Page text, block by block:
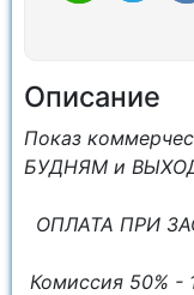
Описание
Показ
БУДНЯМ и
ОПЛАТА ПРИ
Комиссия 50% -